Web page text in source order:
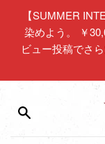
【SUMMER
染めよう。 ￥
ビュー投稿でさ